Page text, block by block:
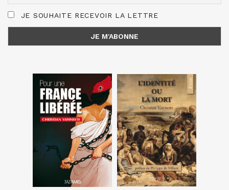
JE SOUHAITE RECEVOIR LA LETTRE